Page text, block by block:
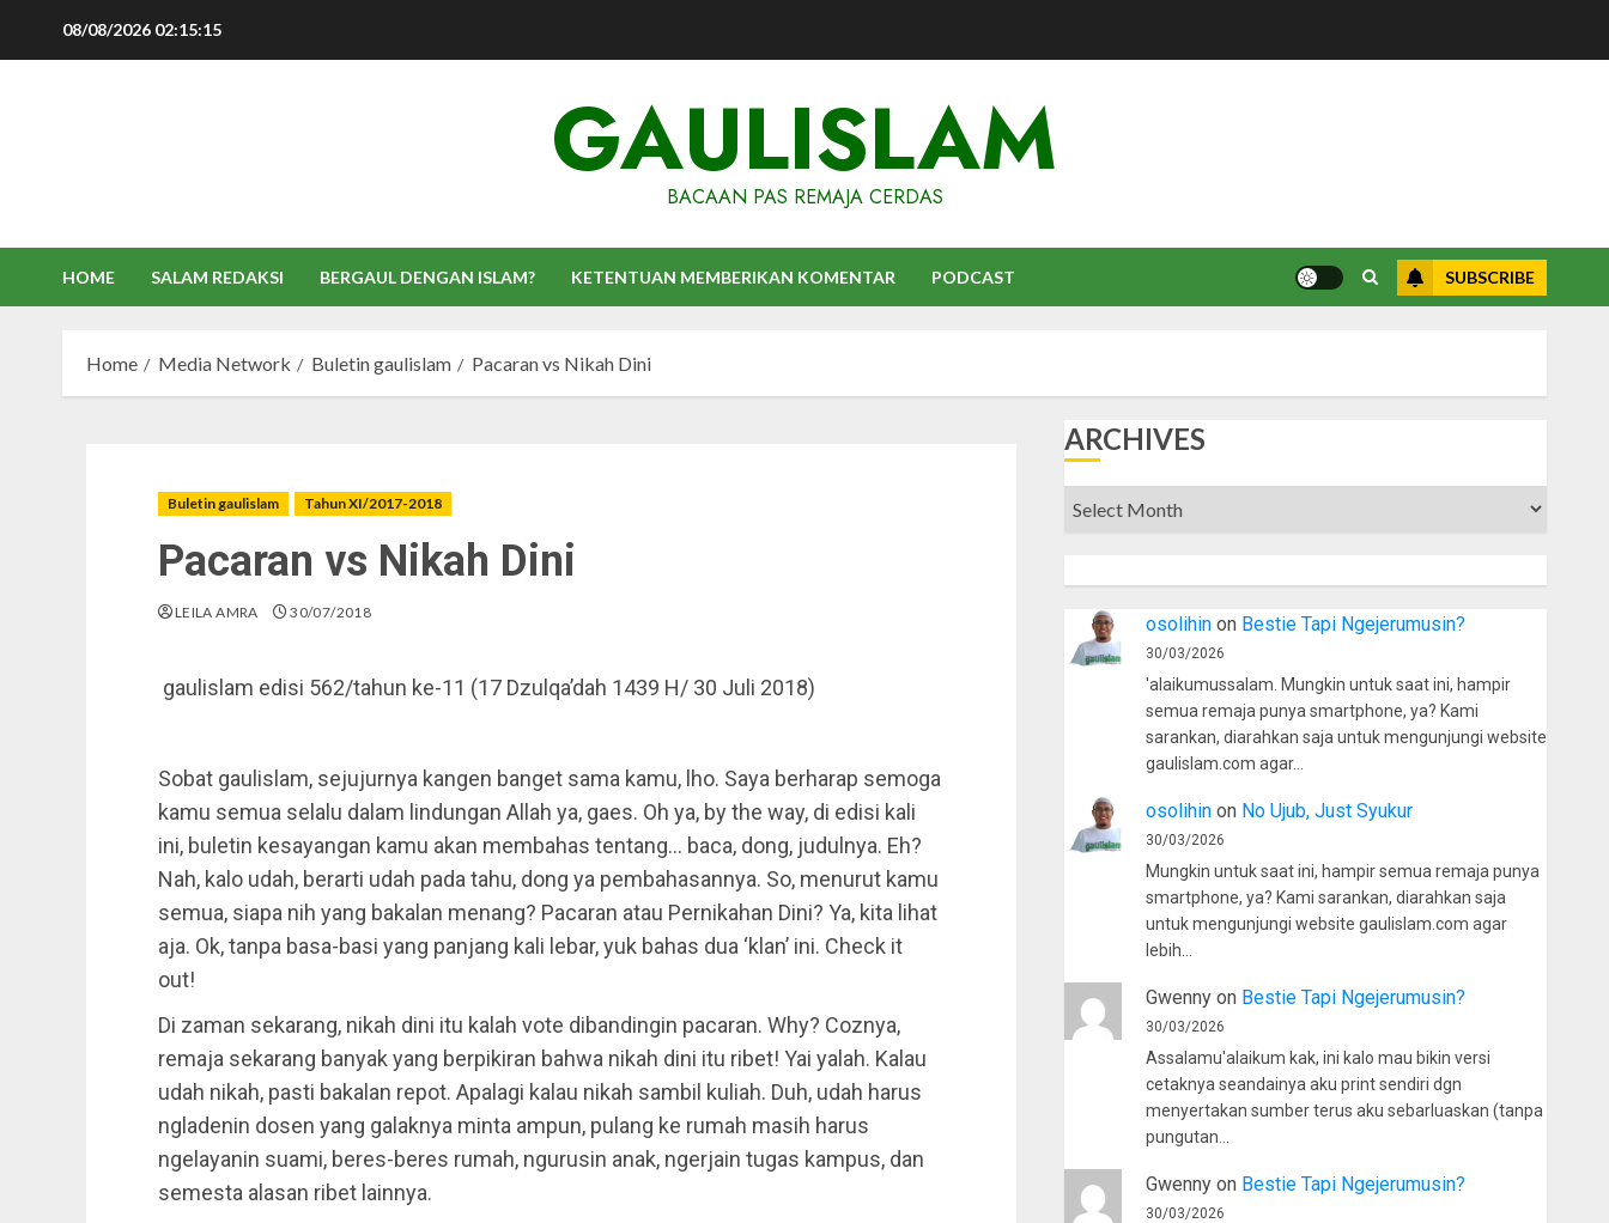
08/08/2026 02:15:16
GAULISLAM
BACAAN PAS REMAJA CERDAS
HOME SALAM REDAKSI BERGAUL DENGAN ISLAM? KETENTUAN MEMBERIKAN KOMENTAR PODCAST SUBSCRIBE
Home Media Network Buletin gaulislam Pacaran vs Nikah Dini
Buletin gaulislam Tahun XI/2017-2018
Pacaran vs Nikah Dini
LEILA AMRA 30/07/2018
gaulislam edisi 562/tahun ke-11 (17 Dzulqa’dah 1439 H/ 30 Juli 2018)
Sobat gaulislam, sejujurnya kangen banget sama kamu, lho. Saya berharap semoga
kamu semua selalu dalam lindungan Allah ya, gaes. Oh ya, by the way, di edisi kali
ini, buletin kesayangan kamu akan membahas tentang… baca, dong, judulnya. Eh?
Nah, kalo udah, berarti udah pada tahu, dong ya pembahasannya. So, menurut kamu
semua, siapa nih yang bakalan menang? Pacaran atau Pernikahan Dini? Ya, kita lihat
aja. Ok, tanpa basa-basi yang panjang kali lebar, yuk bahas dua ‘klan’ ini. Check it
out!
Di zaman sekarang, nikah dini itu kalah vote dibandingin pacaran. Why? Coznya,
remaja sekarang banyak yang berpikiran bahwa nikah dini itu ribet! Yai yalah. Kalau
udah nikah, pasti bakalan repot. Apalagi kalau nikah sambil kuliah. Duh, udah harus
ngladenin dosen yang galaknya minta ampun, pulang ke rumah masih harus
ngelayanin suami, beres-beres rumah, ngurusin anak, ngerjain tugas kampus, dan
semesta alasan ribet lainnya.
ARCHIVES
Archives
osolihinon Bestie Tapi Ngejerumusin?
30/03/2026
'alaikumussalam. Mungkin untuk saat ini, hampir
semua remaja punya smartphone, ya? Kami
sarankan, diarahkan saja untuk mengunjungi website
gaulislam.com agar…
osolihinon No Ujub, Just Syukur
30/03/2026
Mungkin untuk saat ini, hampir semua remaja punya
smartphone, ya? Kami sarankan, diarahkan saja
untuk mengunjungi website gaulislam.com agar
lebih…
Gwennyon Bestie Tapi Ngejerumusin?
30/03/2026
Assalamu'alaikum kak, ini kalo mau bikin versi
cetaknya seandainya aku print sendiri dgn
menyertakan sumber terus aku sebarluaskan (tanpa
pungutan…
Gwennyon Bestie Tapi Ngejerumusin?
30/03/2026